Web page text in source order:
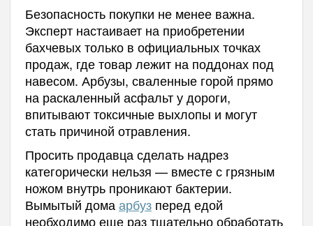
Безопасность покупки не менее важна.
Эксперт настаивает на приобретении
бахчевых только в официальных точках
продаж, где товар лежит на поддонах под
навесом. Арбузы, сваленные горой прямо
на раскаленный асфальт у дороги,
впитывают токсичные выхлопы и могут
стать причиной отравления.
Просить продавца сделать надрез
категорически нельзя — вместе с грязным
ножом внутрь проникают бактерии.
Вымытый домаарбузперед едой
необходимо еще раз тщательно обработать